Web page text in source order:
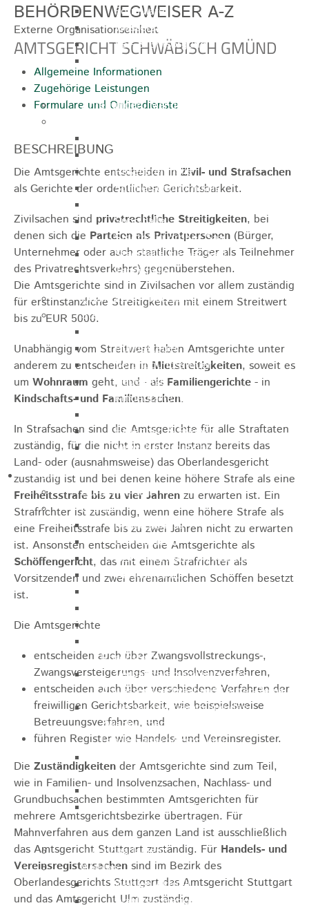
Formulare
Wasserzähler
Ver- & Entsorgung
Stadtjäger
Anregungen, Mängel & Kritik
Rosensteinhalle
Schillerschulturnhalle
Sporthalle
Stadthalle großer Saal
Stadthalle kleiner Saal
Tennishalle
Qualifizierter Mietspiegel
Steuern & Gebühren
Hundesteuer
Vergnügungssteuer
Hebesätze
Kindergartengebühren
Hallenbad & Freibad
Verwaltungsgebühren
Politik
Bürgermeister
Gremien
Bauausschuss
Gemeinderat
GEO - Vertreter im Aufsichtsrat
Ortschaftsrat
Rosenstein
Verbandsversammlung des
Abwasserzweckverband Lauter-Rems
Verbandsversammlung des
Zweckverbands
Landeswasserversorgung
Verbandsversammlung Zweckverband
"Gewerbeverband Rosenstein"
Verwaltungsausschuss
Zweckverband "Gewerbeverband
Rosenstein" - Verwaltungsrat
Jugendparlament
Wahlen
Wahlen Aktuell
Wahlinformation
BEHÖRDENWEGWEISER
Externe Organisationseinheit
AMTSGERICHT SCHWÄBISCH GMÜND
Allgemeine Informationen
Zugehörige Leistungen
Formulare und Onlinedienste
BESCHREIBUNG
Die Amtsgerichte entscheiden in Zivil- und Strafsachen
als Gerichte der ordentlichen Gerichtsbarkeit.
Zivilsachen sind privatrechtliche Streitigkeiten, bei
denen sich die Parteien als Privatpersonen (Bürger,
Unternehmer oder auch staatliche Träger als Teilnehmer
des Privatrechtsverkehrs) gegenüberstehen.
Die Amtsgerichte sind in Zivilsachen vor allem zuständig
für erstinstanzliche Streitigkeiten mit einem Streitwert
bis zu EUR 5000.
Unabhängig vom Streitwert haben Amtsgerichte unter
anderem zu entscheiden in Mietstreitigkeiten, soweit es
um Wohnraum geht, und - als Familiengerichte - in
Kindschafts- und Familiensachen.
In Strafsachen sind die Amtsgerichte für alle Straftaten
zuständig, für die nicht in erster Instanz bereits das
Land- oder (ausnahmsweise) das Oberlandesgericht
zuständig ist und bei denen keine höhere Strafe als eine
Freiheitsstrafe bis zu vier Jahren zu erwarten ist. Ein
Strafrichter ist zuständig, wenn eine höhere Strafe als
eine Freiheitsstrafe bis zu zwei Jahren nicht zu erwarten
ist. Ansonsten entscheiden die Amtsgerichte als
Schöffengericht, das mit einem Strafrichter als
Vorsitzenden und zwei ehrenamtlichen Schöffen besetzt
ist.
Die Amtsgerichte
entscheiden auch über Zwangsvollstreckungs-,
Zwangsversteigerungs- und Insolvenzverfahren,
entscheiden auch über verschiedene Verfahren der
freiwilligen Gerichtsbarkeit, wie beispielsweise
Betreuungsverfahren, und
führen Register wie Handels- und Vereinsregister.
Die Zuständigkeiten der Amtsgerichte sind zum Teil,
wie in Familien- und Insolvenzsachen, Nachlass- und
Grundbuchsachen bestimmten Amtsgerichten für
mehrere Amtsgerichtsbezirke übertragen. Für
Mahnverfahren aus dem ganzen Land ist ausschließlich
das Amtsgericht Stuttgart zuständig. Für Handels- und
Vereinsregistersachen sind im Bezirk des
Oberlandesgerichts Stuttgart das Amtsgericht Stuttgart
und das Amtsgericht Ulm zuständig.